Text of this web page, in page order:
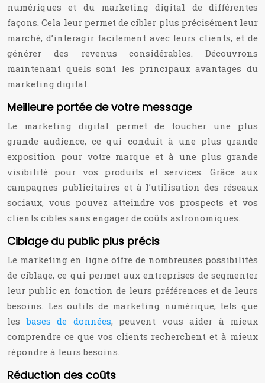
numériques et du marketing digital de différentes
façons. Cela leur permet de cibler plus précisément leur
marché, d’interagir facilement avec leurs clients, et de
générer des revenus considérables. Découvrons
maintenant quels sont les principaux avantages du
marketing digital.
Meilleure portée de votre message
Le marketing digital permet de toucher une plus
grande audience, ce qui conduit à une plus grande
exposition pour votre marque et à une plus grande
visibilité pour vos produits et services. Grâce aux
campagnes publicitaires et à l’utilisation des réseaux
sociaux, vous pouvez atteindre vos prospects et vos
clients cibles sans engager de coûts astronomiques.
Ciblage du public plus précis
Le marketing en ligne offre de nombreuses possibilités
de ciblage, ce qui permet aux entreprises de segmenter
leur public en fonction de leurs préférences et de leurs
besoins. Les outils de marketing numérique, tels que
lesbases de données, peuvent vous aider à mieux
comprendre ce que vos clients recherchent et à mieux
répondre à leurs besoins.
Réduction des coûts